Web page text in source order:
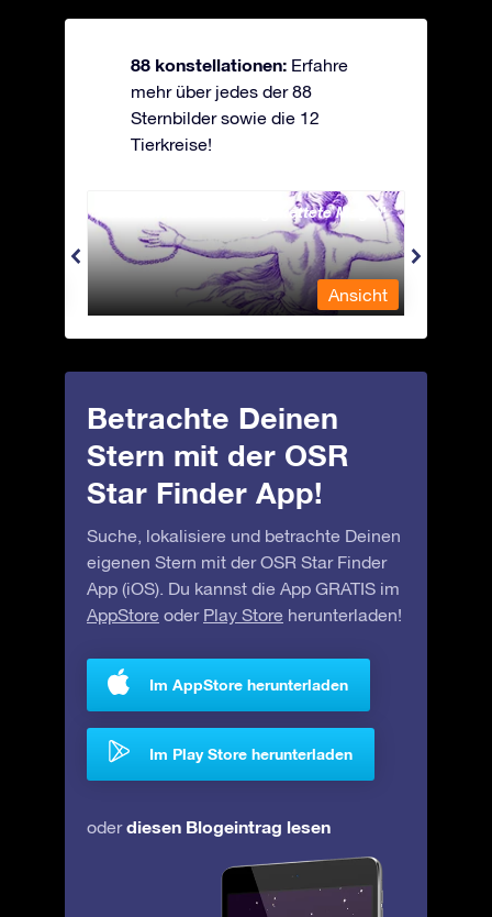
88 konstellationen: Erfahre
mehr über jedes der 88
Sternbilder sowie die 12
Tierkreise!
Andromeda - Die angekettete Magd
Ansicht
Betrachte Deinen
Stern mit der OSR
Star Finder App!
Suche, lokalisiere und betrachte Deinen
eigenen Stern mit der OSR Star Finder
App (iOS). Du kannst die App GRATIS im
AppStore oder Play Store herunterladen!
Im AppStore herunterladen
Im Play Store herunterladen
oderdiesen Blogeintrag lesen